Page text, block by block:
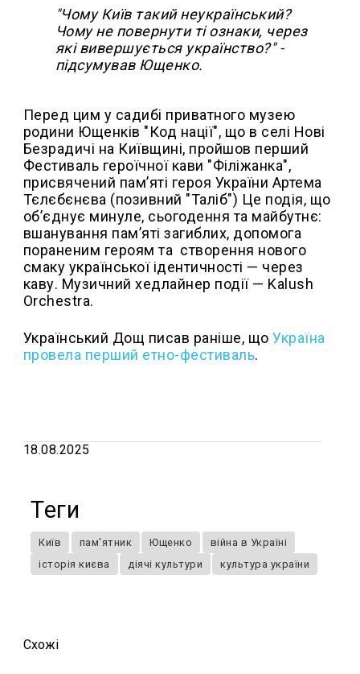
"Чому Київ такий неукраїнський?
Чому не повернути ті ознаки, через
які вивершується українство?" -
підсумував Ющенко.
Перед цим у садибі приватного музею
родини Ющенків "Код нації", що в селі Нові
Безрадичі на Київщині, пройшов перший
Фестиваль героїчної кави "Філіжанка",
присвячений памʼяті героя України Артема
Тєлєбєнєва (позивний "Таліб") Це подія, що
об’єднує минуле, сьогодення та майбутнє:
вшанування пам’яті загиблих, допомога
пораненим героям та створення нового
смаку української ідентичності — через
каву. Музичний хедлайнер події — Kalush
Orchestra.
Український Дощ писав раніше, щоУкраїна
провела перший етно-фестиваль.
18.08.2025
Теги
Київ пам'ятник Ющенко
війна в Україні
історія києва
діячі культури культура україни
Схожi